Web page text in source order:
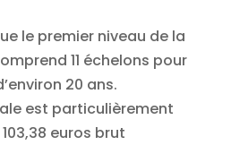
le premier niveau de la
11 échelons pour
20 ans.
est particulièrement
euros brut